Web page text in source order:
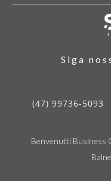
Siga
(47) 99736-5093
Benvenutti Business